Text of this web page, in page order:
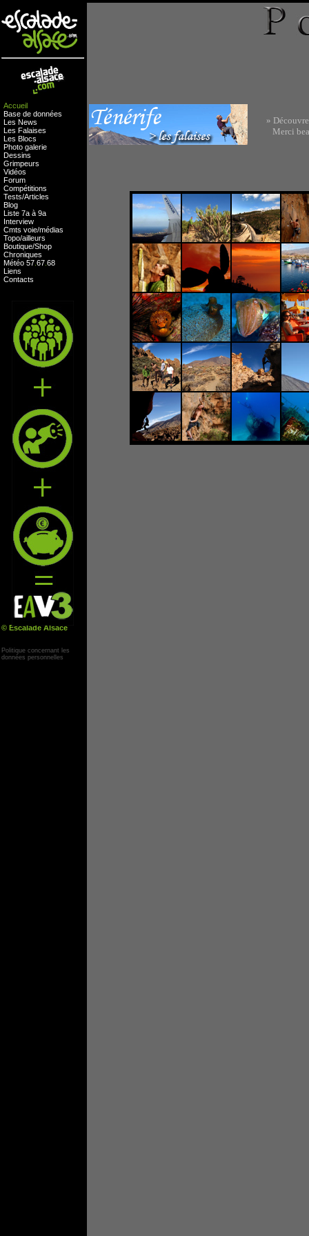
Accueil
Base de données
Les News
Les Falaises
Les Blocs
Photo galerie
Dessins
Grimpeurs
Vidéos
Forum
Compétitions
Tests/Articles
Blog
Liste 7a à 9a
Interview
Cmts voie/médias
Topo/ailleurs
Boutique/Shop
Chroniques
Météo 57 67 68
Liens
Contacts
© Escalade Alsace
Politique concernant les
données personnelles
»
Merci